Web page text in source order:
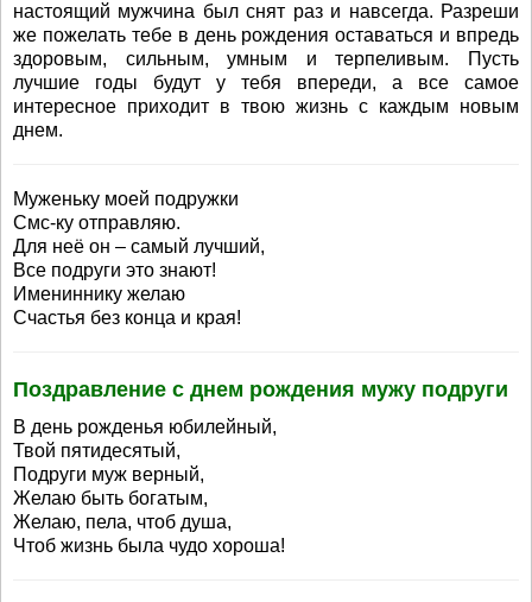
настоящий мужчина был снят раз и навсегда. Разреши
же пожелать тебе в день рождения оставаться и впредь
здоровым, сильным, умным и терпеливым. Пусть
лучшие годы будут у тебя впереди, а все самое
интересное приходит в твою жизнь с каждым новым
днем.
Муженьку моей подружки
Смс-ку отправляю.
Для неё он – самый лучший,
Все подруги это знают!
Имениннику желаю
Счастья без конца и края!
Поздравление с днем рождения мужу подруги
В день рожденья юбилейный,
Твой пятидесятый,
Подруги муж верный,
Желаю быть богатым,
Желаю, пела, чтоб душа,
Чтоб жизнь была чудо хороша!